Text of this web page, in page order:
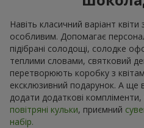
Навіть класичний варіант
особливим. Допомагає
підібрані солодощі, солодке
теплими словами, святковий
перетворюють коробку з
ексклюзивний подарунок. А ще
додати додаткові
повітряні кульки, приємний
набір.